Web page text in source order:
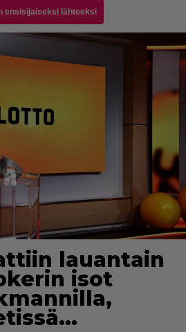
ensisijaiseksi lähteeksi
lauantain
isot